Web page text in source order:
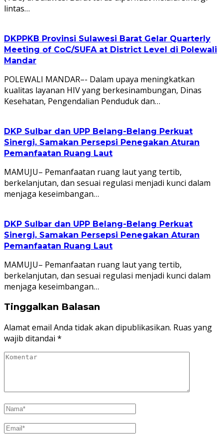
lintas…
DKPPKB Provinsi Sulawesi Barat Gelar Quarterly
Meeting of CoC/SUFA at District Level di Polewali
Mandar
POLEWALI MANDAR–- Dalam upaya meningkatkan
kualitas layanan HIV yang berkesinambungan, Dinas
Kesehatan, Pengendalian Penduduk dan…
DKP Sulbar dan UPP Belang-Belang Perkuat
Sinergi, Samakan Persepsi Penegakan Aturan
Pemanfaatan Ruang Laut
MAMUJU– Pemanfaatan ruang laut yang tertib,
berkelanjutan, dan sesuai regulasi menjadi kunci dalam
menjaga keseimbangan…
DKP Sulbar dan UPP Belang-Belang Perkuat
Sinergi, Samakan Persepsi Penegakan Aturan
Pemanfaatan Ruang Laut
MAMUJU– Pemanfaatan ruang laut yang tertib,
berkelanjutan, dan sesuai regulasi menjadi kunci dalam
menjaga keseimbangan…
Tinggalkan Balasan
Alamat email Anda tidak akan dipublikasikan. Ruas yang
wajib ditandai *